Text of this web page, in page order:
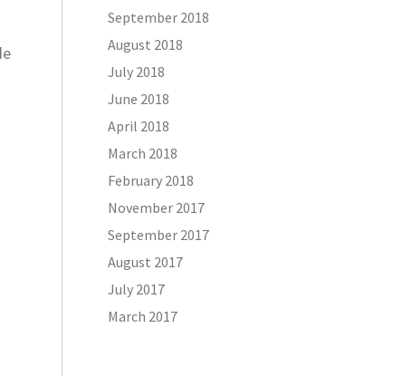
September 2018
August 2018
July 2018
June 2018
April 2018
March 2018
February 2018
November 2017
September 2017
August 2017
July 2017
March 2017